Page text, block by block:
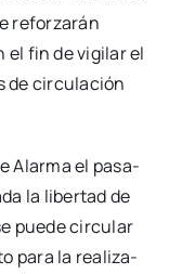
refor­za­rán
el fin de vigi­lar el
de cir­cu­la­ción
Alar­ma el pasa­
la liber­tad de
pue­de cir­cu­lar
para la rea­li­za­